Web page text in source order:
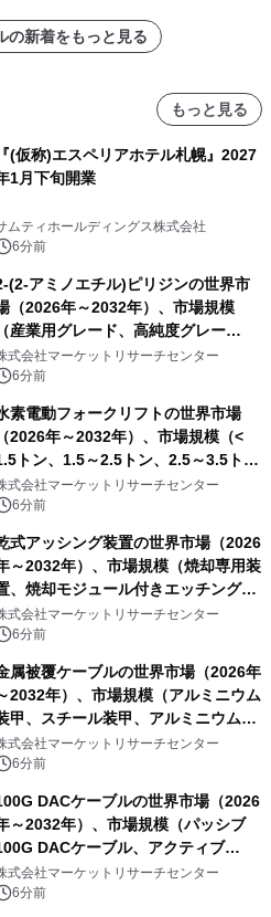
の新着をもっと見る
もっと見る
『(仮称)エスペリアホテル札幌』2027
1月下旬開業
ムティホールディングス株式会社
6分前
(2-アミノエチル)ピリジンの世界市
（2026年～2032年）、市場規模
（産業用グレード、高純度グレー
）・分析レポートを発表
式会社マーケットリサーチセンター
6分前
素電動フォークリフトの世界市場
（2026年～2032年）、市場規模（<
トン、1.5～2.5トン、2.5～3.5ト
、3.5～5.0トン、その他）・分析レ
ートを発表
式会社マーケットリサーチセンター
6分前
式アッシング装置の世界市場（2026
～2032年）、市場規模（焼却専用装
、焼却モジュール付きエッチング装
）・分析レポートを発表
式会社マーケットリサーチセンター
6分前
属被覆ケーブルの世界市場（2026年
2032年）、市場規模（アルミニウム
甲、スチール装甲、アルミニウム合
装甲）・分析レポートを発表
式会社マーケットリサーチセンター
6分前
DACケーブルの世界市場（2026
～2032年）、市場規模（パッシブ
DACケーブル、アクティブ
DACケーブル）・分析レポート
発表
式会社マーケットリサーチセンター
6分前